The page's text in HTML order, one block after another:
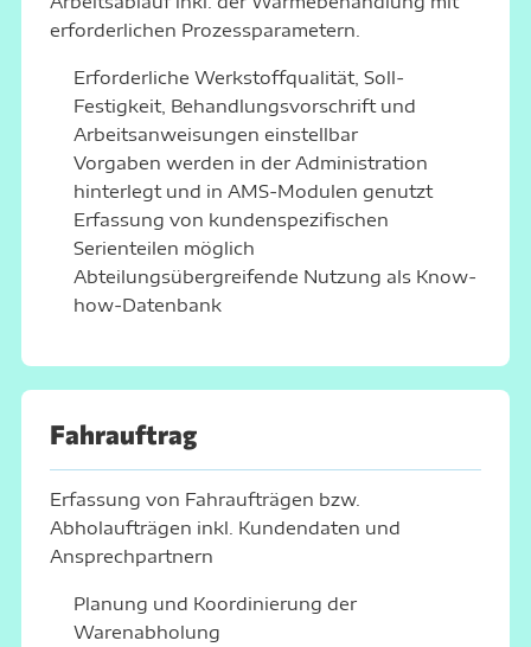
erforderlichen Prozessparametern.
Erforderliche Werkstoffqualität, Soll-
Festigkeit, Behandlungsvorschrift und
Arbeitsanweisungen einstellbar
Vorgaben werden in der Administration
hinterlegt und in AMS-Modulen genutzt
Erfassung von kundenspezifischen
Serienteilen möglich
Abteilungsübergreifende Nutzung als Know-
how-Datenbank
Fahrauftrag
Erfassung von Fahraufträgen bzw.
Abholaufträgen inkl. Kundendaten und
Ansprechpartnern
Planung und Koordinierung der
Warenabholung